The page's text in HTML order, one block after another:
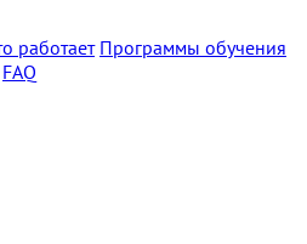
работает Программы обучения
FAQ